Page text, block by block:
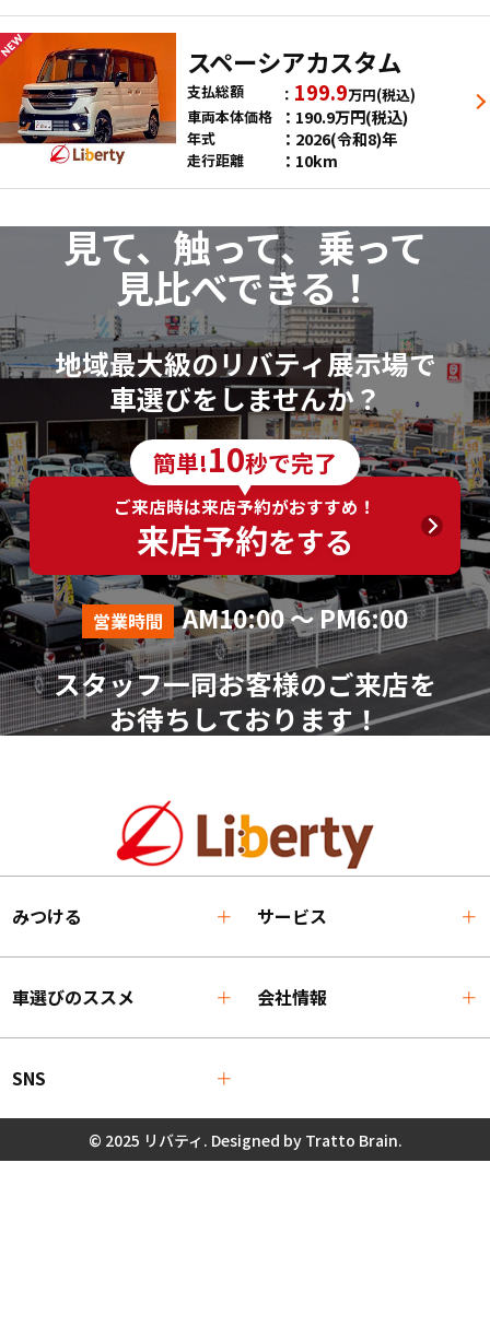
スペーシアカスタム
支払総額 199.9万円(税込)
車両本体価格
190.9万円(税込)
年式 2026(令和8)年
走行距離 10km
見て、触って、乗って
見比べできる！
地域最大級のリバティ展示場で
車選びをしませんか？
簡単!10秒で完了
ご来店時は来店予約がおすすめ！
来店予約をする
営業時間 AM10:00 ～ PM6:00
スタッフ一同お客様のご来店を
お待ちしております！
みつける サービス
車選びのススメ 会社情報
SNS
© 2025 リバティ. Designed by Tratto Brain.